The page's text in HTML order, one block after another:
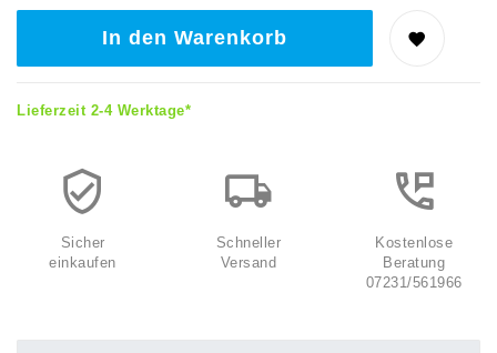
In den Warenkorb
Lieferzeit 2-4 Werktage*
Sicher
einkaufen
Schneller
Versand
Kostenlose
Beratung
07231/561966